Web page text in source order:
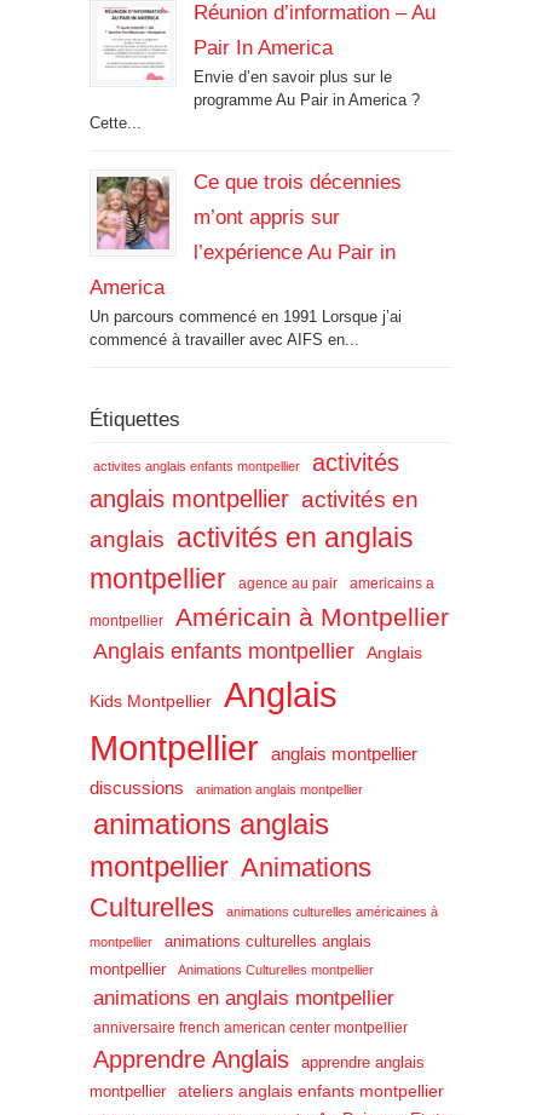
Réunion d’information – Au
Pair In America
Envie d’en savoir plus sur le
programme Au Pair in America ?
Cette...
Ce que trois décennies
m’ont appris sur
l’expérience Au Pair in
America
Un parcours commencé en 1991 Lorsque j’ai
commencé à travailler avec AIFS en...
Étiquettes
activites anglais enfants montpellier
activités
anglais montpellier activités en
anglais activités en anglais
montpellier
agence au pair americains a
montpellier Américain à Montpellier
Anglais enfants montpellier Anglais
Kids Montpellier
Anglais
Montpellier
anglais montpellier
discussions
animation anglais montpellier
animations anglais
montpellier Animations
Culturelles
animations culturelles américaines à
montpellier
animations culturelles anglais
montpellier
Animations Culturelles montpellier
animations en anglais montpellier
anniversaire french american center montpellier
Apprendre Anglais
apprendre anglais
montpellier
ateliers anglais enfants montpellier